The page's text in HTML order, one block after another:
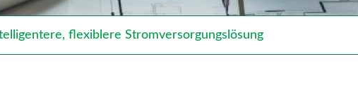
flexiblere Stromversorgungslösung